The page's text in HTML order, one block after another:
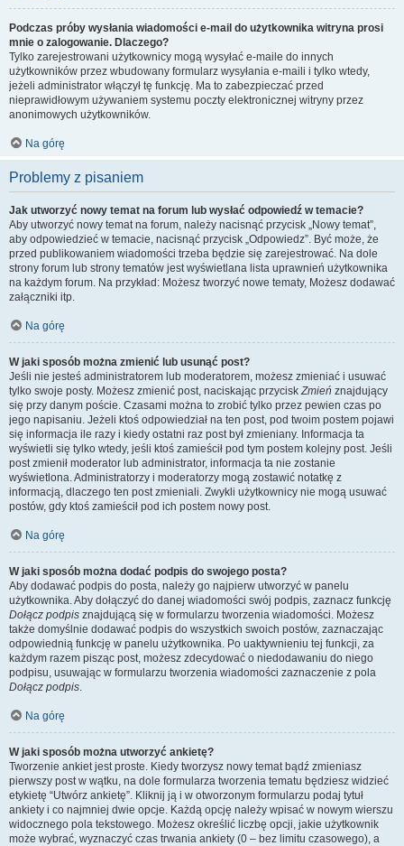
Podczas próby wysłania wiadomości e-mail do użytkownika witryna prosi
mnie o zalogowanie. Dlaczego?
Tylko zarejestrowani użytkownicy mogą wysyłać e-maile do innych
użytkowników przez wbudowany formularz wysyłania e-maili i tylko wtedy,
jeżeli administrator włączył tę funkcję. Ma to zabezpieczać przed
nieprawidłowym używaniem systemu poczty elektronicznej witryny przez
anonimowych użytkowników.
Na górę
Problemy z pisaniem
Jak utworzyć nowy temat na forum lub wysłać odpowiedź w temacie?
Aby utworzyć nowy temat na forum, należy nacisnąć przycisk „Nowy temat”,
aby odpowiedzieć w temacie, nacisnąć przycisk „Odpowiedz”. Być może, że
przed publikowaniem wiadomości trzeba będzie się zarejestrować. Na dole
strony forum lub strony tematów jest wyświetlana lista uprawnień użytkownika
na każdym forum. Na przykład: Możesz tworzyć nowe tematy, Możesz dodawać
załączniki itp.
Na górę
W jaki sposób można zmienić lub usunąć post?
Jeśli nie jesteś administratorem lub moderatorem, możesz zmieniać i usuwać
tylko swoje posty. Możesz zmienić post, naciskając przyciskZmień znajdujący
się przy danym poście. Czasami można to zrobić tylko przez pewien czas po
jego napisaniu. Jeżeli ktoś odpowiedział na ten post, pod twoim postem pojawi
się informacja ile razy i kiedy ostatni raz post był zmieniany. Informacja ta
wyświetli się tylko wtedy, jeśli ktoś zamieścił pod tym postem kolejny post. Jeśli
post zmienił moderator lub administrator, informacja ta nie zostanie
wyświetlona. Administratorzy i moderatorzy mogą zostawić notatkę z
informacją, dlaczego ten post zmieniali. Zwykli użytkownicy nie mogą usuwać
postów, gdy ktoś zamieścił pod ich postem nowy post.
Na górę
W jaki sposób można dodać podpis do swojego posta?
Aby dodawać podpis do posta, należy go najpierw utworzyć w panelu
użytkownika. Aby dołączyć do danej wiadomości swój podpis, zaznacz funkcję
Dołącz podpis znajdującą się w formularzu tworzenia wiadomości. Możesz
także domyślnie dodawać podpis do wszystkich swoich postów, zaznaczając
odpowiednią funkcję w panelu użytkownika. Po uaktywnieniu tej funkcji, za
każdym razem pisząc post, możesz zdecydować o niedodawaniu do niego
podpisu, usuwając w formularzu tworzenia wiadomości zaznaczenie z pola
Dołącz podpis.
Na górę
W jaki sposób można utworzyć ankietę?
Tworzenie ankiet jest proste. Kiedy tworzysz nowy temat bądź zmieniasz
pierwszy post w wątku, na dole formularza tworzenia tematu będziesz widzieć
etykietę “Utwórz ankietę”. Kliknij ją i w otworzonym formularzu podaj tytuł
ankiety i co najmniej dwie opcje. Każdą opcję należy wpisać w nowym wierszu
widocznego pola tekstowego. Możesz określić liczbę opcji, jakie użytkownik
może wybrać, wyznaczyć czas trwania ankiety (0 – bez limitu czasowego), a